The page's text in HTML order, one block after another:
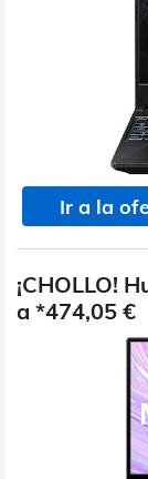
Ir a la
¡CHOLLO!
a *474,05 €